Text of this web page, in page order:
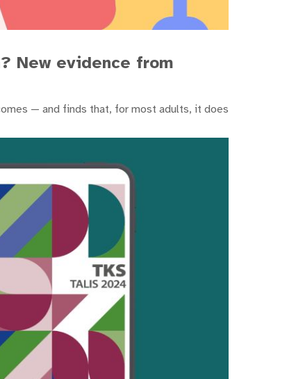
New evidence from
— and finds that, for most adults, it does